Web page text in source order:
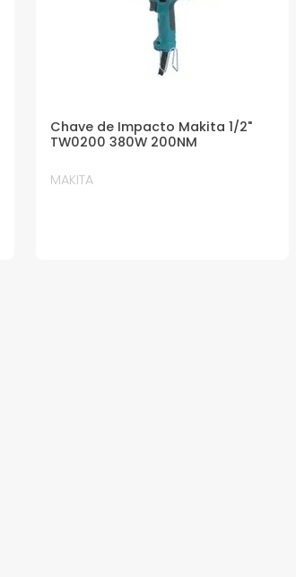
Chave de Impacto Makita 1/2"
TW0200 380W 200NM
MAKITA